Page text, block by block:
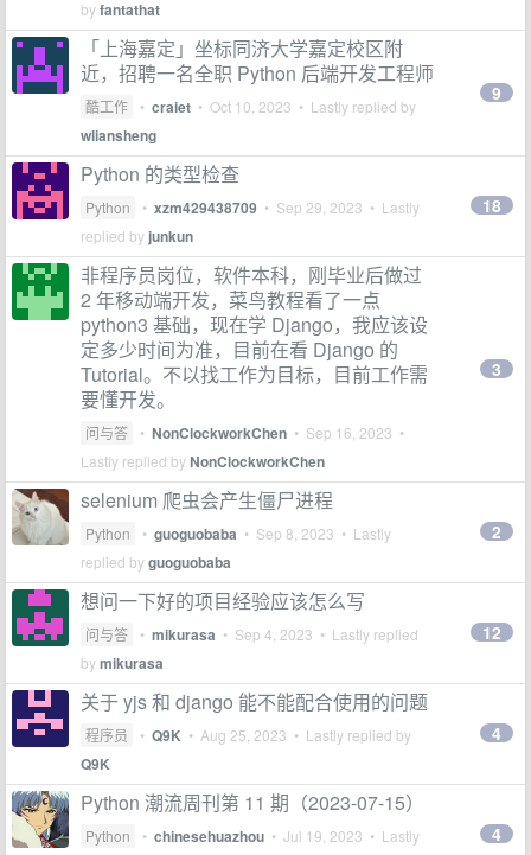
byfantathat
「上海嘉定」坐标同济大学嘉定校区附
近，招聘一名全职 Python 后端开发工程师
酷工作 • craiet • Oct 10, 2023 • Lastly replied by
wliansheng
9
Python 的类型检查
Python • xzm429438709 • Sep 29, 2023 • Lastly
replied by junkun
18
非程序员岗位，软件本科，刚毕业后做过
2 年移动端开发，菜鸟教程看了一点
python3 基础，现在学 Django，我应该设
定多少时间为准，目前在看 Django 的
Tutorial。不以找工作为目标，目前工作需
要懂开发。
问与答 • NonClockworkChen • Sep 16, 2023 •
Lastly replied byNonClockworkChen
3
selenium 爬虫会产生僵尸进程
Python • guoguobaba • Sep 8, 2023 • Lastly
replied byguoguobaba
2
想问一下好的项目经验应该怎么写
问与答 • mikurasa • Sep 4, 2023 • Lastly replied
bymikurasa
12
关于 yjs 和 django 能不能配合使用的问题
程序员 • Q9K • Aug 25, 2023 • Lastly replied by
Q9K
4
Python 潮流周刊第 11 期（2023-07-15）
Python • chinesehuazhou • Jul 19, 2023 • Lastly
4